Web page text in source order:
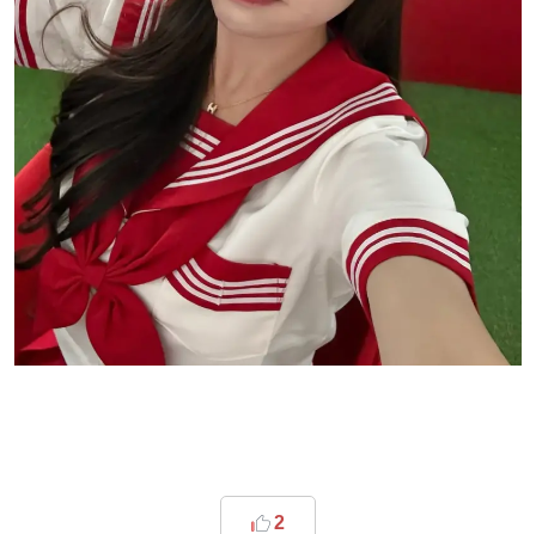
2